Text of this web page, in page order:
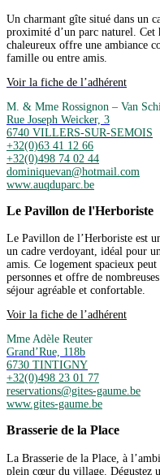
Un charmant gîte situé dans un
proximité d’un parc naturel. Cet
chaleureux offre une ambiance
famille ou entre amis.
Voir la fiche de l’adhérent
M. & Mme Rossignon – Van
Rue Joseph Weicker, 3
6740 VILLERS-SUR-SEMOIS
+32(0)63 41 12 66
+32(0)498 74 02 44
dominiquevan@hotmail.com
www.auqduparc.be
Le Pavillon de l'Herboriste
Le Pavillon de l’Herboriste est
un cadre verdoyant, idéal pour
amis. Ce logement spacieux
personnes et offre de
séjour agréable et confortable.
Voir la fiche de l’adhérent
Mme Adèle Reuter
Grand’Rue, 118b
6730 TINTIGNY
+32(0)498 23 01 77
reservations@gites-gaume.be
www.gites-gaume.be
Brasserie de la Place
La Brasserie de la Place, à
plein cœur du village. Dégustez